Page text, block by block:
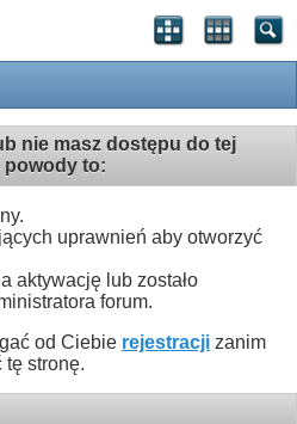
nie masz dostępu do tej
to:
uprawnień aby otworzyć
aktywację lub zostało
forum.
od Ciebie rejestracji zanim
tę stronę.